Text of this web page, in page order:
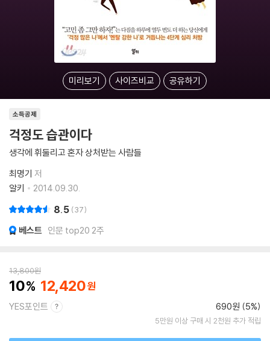
미리보기 사이즈비교 공유하기
소득공제
걱정도 습관이다
생각에 휘둘리고 혼자 상처받는 사람들
최명기 저
알키
2014.09.30.
8.5 37
베스트 인문 top20 2주
13,800원
10 12,420
YES포인트 690원 (5%)
5만원 이상 구매 시 2천원 추가 적립